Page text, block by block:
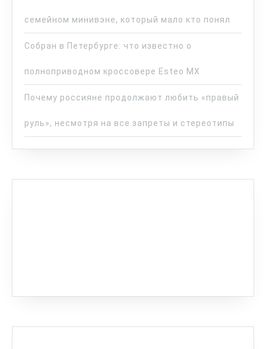
семейном минивэне, который мало кто понял
Собран в Петербурге: что известно о
полноприводном кроссовере Esteo MX
Почему россияне продолжают любить «правый
руль», несмотря на все запреты и стереотипы